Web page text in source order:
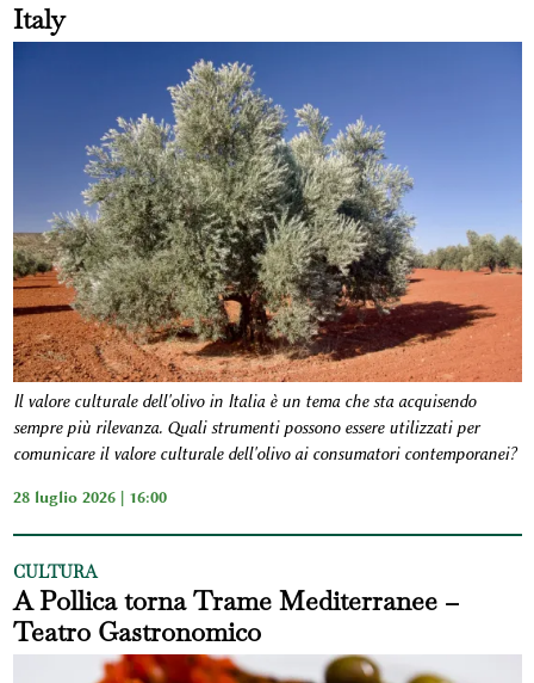
Italy
Il valore culturale dell'olivo in Italia è un tema che sta acquisendo
sempre più rilevanza. Quali strumenti possono essere utilizzati per
comunicare il valore culturale dell'olivo ai consumatori contemporanei?
28 luglio 2026 | 16:00
CULTURA
A Pollica torna Trame Mediterranee –
Teatro Gastronomico